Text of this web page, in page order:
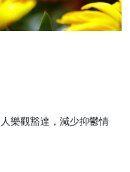
樂觀豁達，減少抑鬱情